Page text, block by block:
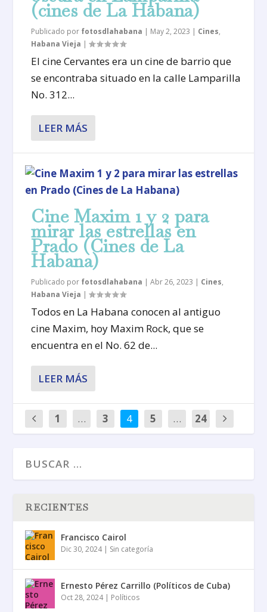
(cines de La Habana)
Publicado por fotosdlahabana | May 2, 2023 | Cines,
Habana Vieja |
El cine Cervantes era un cine de barrio que
se encontraba situado en la calle Lamparilla
No. 312...
LEER MÁS
Cine Maxim 1 y 2 para
mirar las estrellas en
Prado (Cines de La
Habana)
Publicado por fotosdlahabana |Abr 26, 2023 | Cines,
Habana Vieja |
Todos en La Habana conocen al antiguo
cine Maxim, hoy Maxim Rock, que se
encuentra en el No. 62 de...
LEER MÁS
1 … 3 4 5 … 24
RECIENTES
Francisco Cairol
Dic 30, 2024| Sin categoría
Ernesto Pérez Carrillo (Políticos de Cuba)
Oct 28, 2024| Políticos